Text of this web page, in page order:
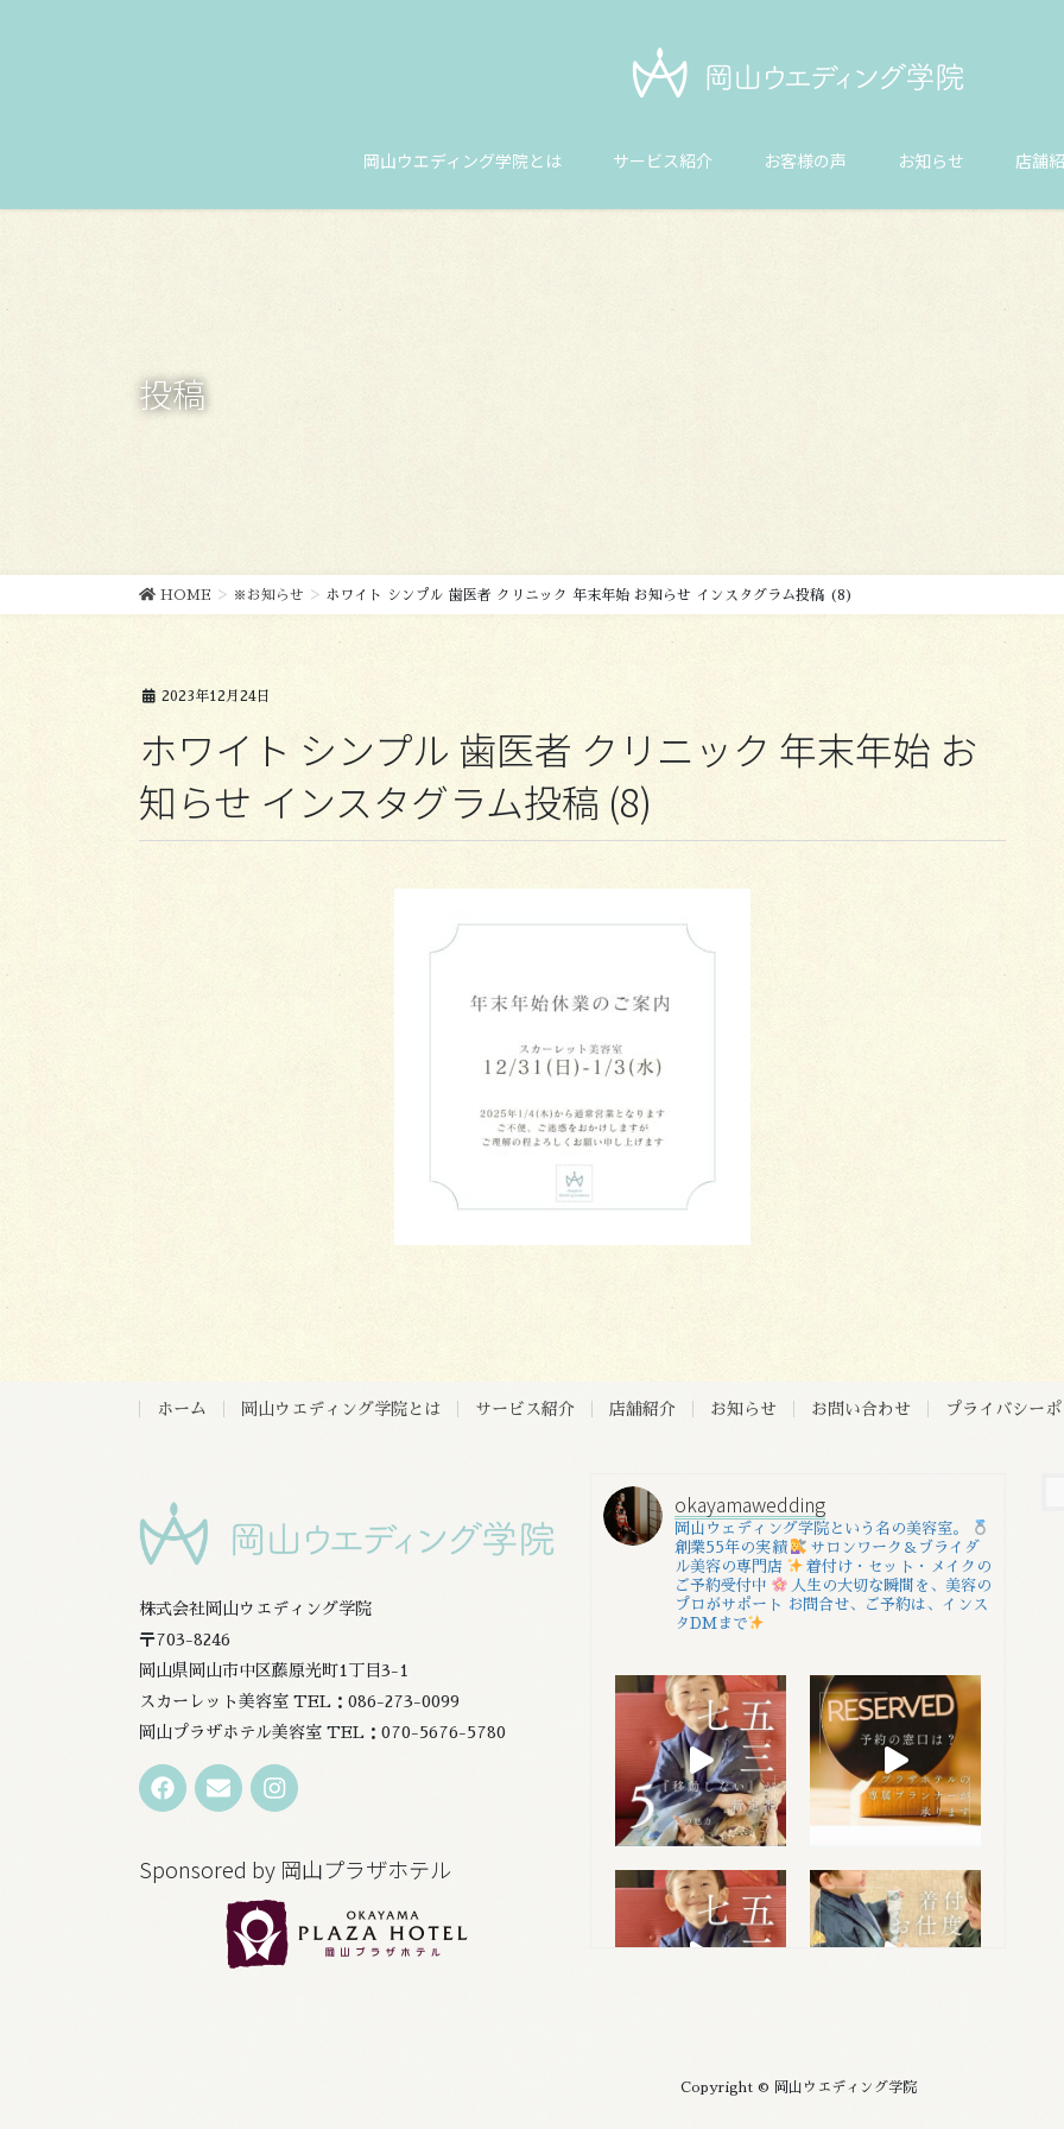
動
に
岡山ウエディング学院とは サービス紹介 お客様の声 お知らせ 店舗
投稿
HOME ※お知らせ ホワイト シンプル 歯医者 クリニック 年末年始 お知らせ インスタグラム投稿 (8)
2023年12月24日
ホワイト シンプル 歯医者 クリニック 年末年始 お
知らせ インスタグラム投稿 (8)
ホーム 岡山ウエディング学院とは サービス紹介 店舗紹介 お知らせ お問い合わせ プライバシー
株式会社岡山ウエディング学院
〒703-8246
岡山県岡山市中区藤原光町1丁目3-1
スカーレット美容室 TEL：086-273-0099
岡山プラザホテル美容室 TEL：070-5676-5780
Sponsored by 岡山プラザホテル
okayamawedding
岡山ウェディング学院という名の美容室。
創業55年の実績
サロンワーク＆ブライダ
ル美容の専門店
着付け・セット・メイクの
ご予約受付中
人生の大切な瞬間を、美容の
プロがサポート
お問合せ、ご予約は、インス
タDMまで
Copyright © 岡山ウエディング学院